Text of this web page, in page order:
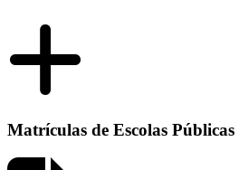
Matrículas de Escolas Públicas